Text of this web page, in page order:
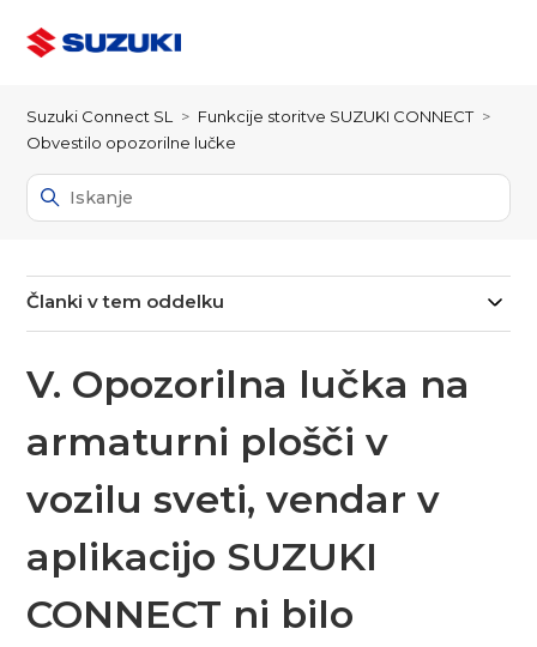
Suzuki Connect SL
Funkcije storitve SUZUKI CONNECT
Obvestilo opozorilne lučke
Članki v tem oddelku
V. Opozorilna lučka na
armaturni plošči v
vozilu sveti, vendar v
aplikacijo SUZUKI
CONNECT ni bilo